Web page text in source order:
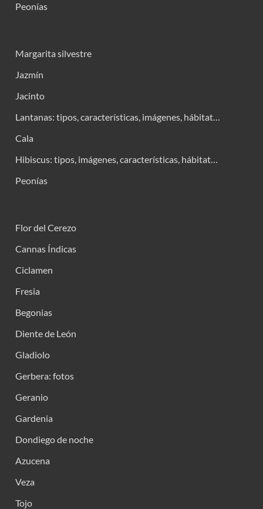
Peonías
Margarita silvestre
Jazmín
Jacinto
Lantanas: tipos, características, imágenes, hábitat…
Cala
Hibiscus: tipos, imágenes, características, hábitat…
Peonías
Flor del Cerezo
Cannas Índicas
Ciclamen
Fresia
Begonias
Diente de León
Gladiolo
Gerbera: fotos
Geranio
Gardenia
Dondiego de noche
Azucena
Veza
Tojo